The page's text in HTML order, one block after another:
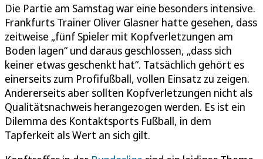
Die Partie am Samstag war eine besonders intensive.
Frankfurts Trainer Oliver Glasner hatte gesehen, dass
zeitweise „fünf Spieler mit Kopfverletzungen am
Boden lagen“ und daraus geschlossen, „dass sich
keiner etwas geschenkt hat“. Tatsächlich gehört es
einerseits zum Profifußball, vollen Einsatz zu zeigen.
Andererseits aber sollten Kopfverletzungen nicht als
Qualitätsnachweis herangezogen werden. Es ist ein
Dilemma des Kontaktsports Fußball, in dem
Tapferkeit als Wert an sich gilt.